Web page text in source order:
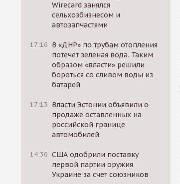
Wirecard занялся
сельхозбизнесом и
автозапчастями
17:16 В «ДНР» по трубам отопления
потечет зеленая вода. Таким
образом «власти» решили
бороться со сливом воды из
батарей
17:13
Власти Эстонии объявили о
продаже оставленных на
российской границе
автомобилей
14:30 США одобрили поставку
первой партии оружия
Украине за счет союзников